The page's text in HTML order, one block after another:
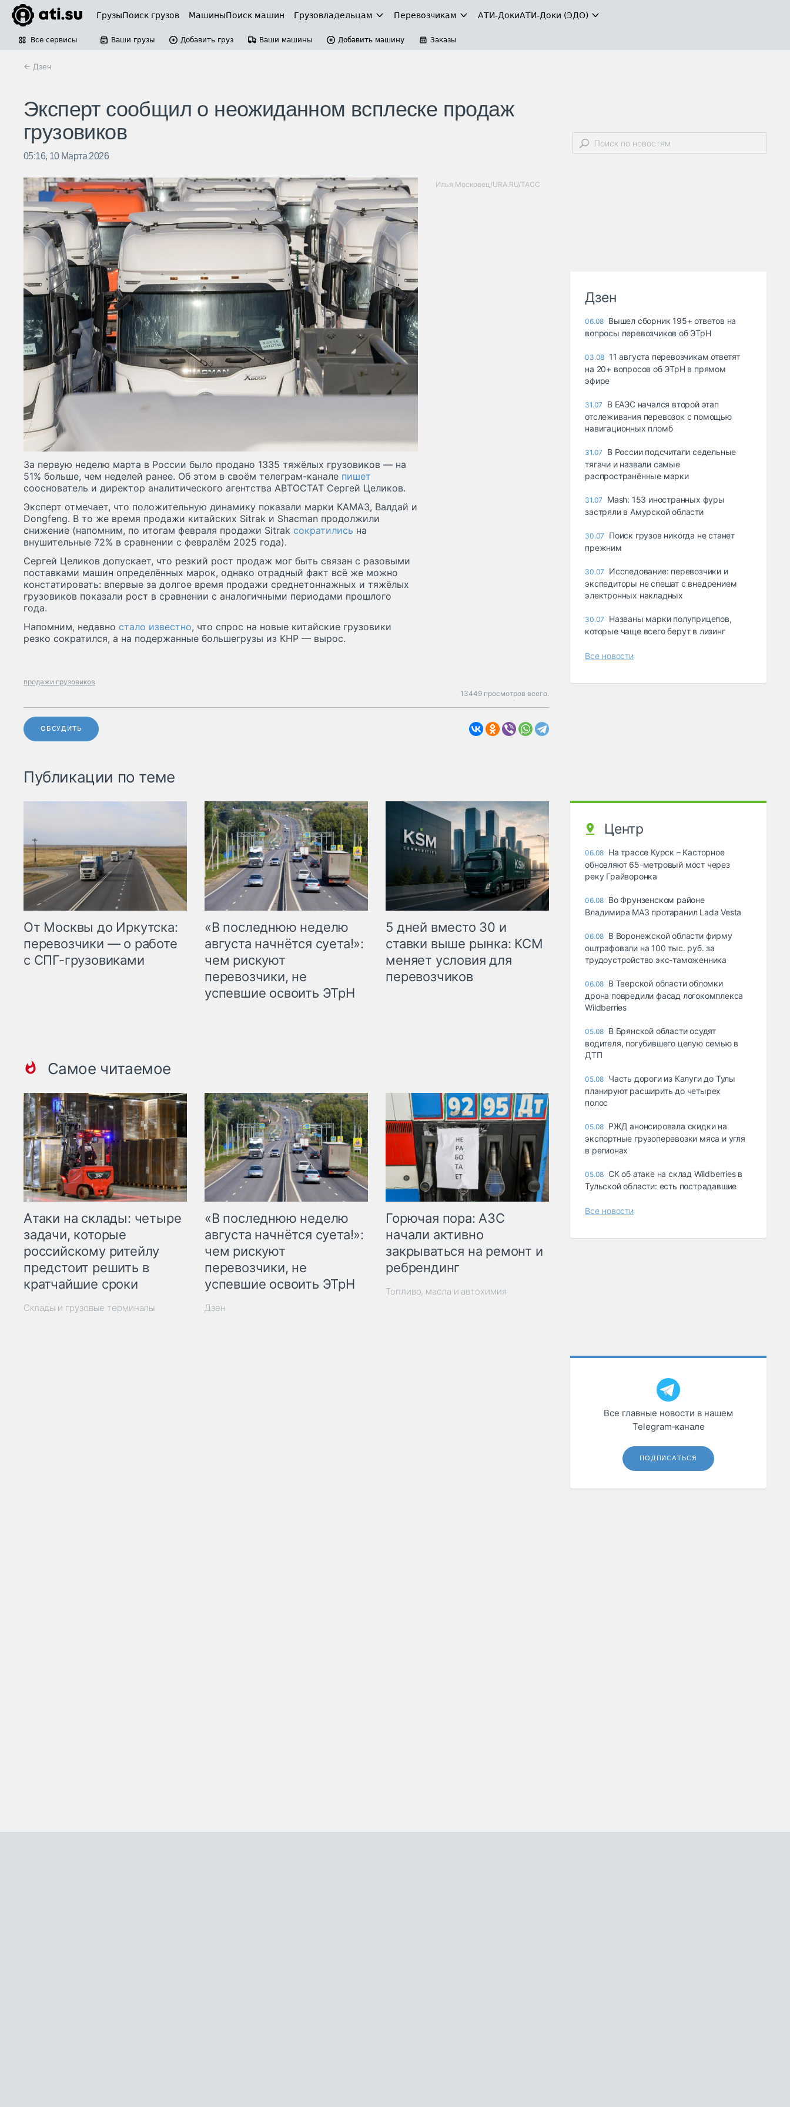
ГрузыПоиск грузов МашиныПоиск машин Грузовладельцам Перевозчикам АТИ-ДокиАТИ-Доки (ЭДО)
Все сервисы Ваши грузы Добавить груз Ваши машины Добавить машину Заказы
← Дзен
Эксперт сообщил о неожиданном всплеске продаж
грузовиков
05:16, 10 Марта 2026
Илья Московец/URA.RU/ТАСС
За первую неделю марта в России было продано 1335 тяжёлых грузовиков — на
51% больше, чем неделей ранее. Об этом в своём телеграм-канале пишет
сооснователь и директор аналитического агентства АВТОСТАТ Сергей Целиков.
Эксперт отмечает, что положительную динамику показали марки КАМАЗ, Валдай и
Dongfeng. В то же время продажи китайских Sitrak и Shacman продолжили
снижение (напомним, по итогам февраля продажи Sitrak сократились на
внушительные 72% в сравнении с февралём 2025 года).
Сергей Целиков допускает, что резкий рост продаж мог быть связан с разовыми
поставками машин определённых марок, однако отрадный факт всё же можно
констатировать: впервые за долгое время продажи среднетоннажных и тяжёлых
грузовиков показали рост в сравнении с аналогичными периодами прошлого
года.
Напомним, недавно стало известно, что спрос на новые китайские грузовики
резко сократился, а на подержанные большегрузы из КНР — вырос.
продажи грузовиков
13449 просмотров всего.
ОБСУДИТЬ
Публикации по теме
От Москвы до Иркутска:
перевозчики — о работе
с СПГ-грузовиками
«В последнюю неделю
августа начнётся суета!»:
чем рискуют
перевозчики, не
успевшие освоить ЭТрН
5 дней вместо 30 и
ставки выше рынка: КСМ
меняет условия для
перевозчиков
Самое читаемое
Атаки на склады: четыре
задачи, которые
российскому ритейлу
предстоит решить в
кратчайшие сроки
Склады и грузовые терминалы
«В последнюю неделю
августа начнётся суета!»:
чем рискуют
перевозчики, не
успевшие освоить ЭТрН
Дзен
Горючая пора: АЗС
начали активно
закрываться на ремонт и
ребрендинг
Топливо, масла и автохимия
Дзен
06.08 Вышел сборник 195+ ответов на
вопросы перевозчиков об ЭТрН
03.08 11 августа перевозчикам ответят
на 20+ вопросов об ЭТрН в прямом
эфире
31.07
В ЕАЭС начался второй этап
отслеживания перевозок с помощью
навигационных пломб
31.07
В России подсчитали седельные
тягачи и назвали самые
распространённые марки
31.07
Mash: 153 иностранных фуры
застряли в Амурской области
30.07
Поиск грузов никогда не станет
прежним
30.07
Исследование: перевозчики и
экспедиторы не спешат с внедрением
электронных накладных
30.07
Названы марки полуприцепов,
которые чаще всего берут в лизинг
Все новости
Центр
06.08 На трассе Курск – Касторное
обновляют 65-метровый мост через
реку Грайворонка
06.08 Во Фрунзенском районе
Владимира МАЗ протаранил Lada Vesta
06.08 В Воронежской области фирму
оштрафовали на 100 тыс. руб. за
трудоустройство экс-таможенника
06.08 В Тверской области обломки
дрона повредили фасад логокомплекса
Wildberries
05.08 В Брянской области осудят
водителя, погубившего целую семью в
ДТП
05.08 Часть дороги из Калуги до Тулы
планируют расширить до четырех
полос
05.08 РЖД анонсировала скидки на
экспортные грузоперевозки мяса и угля
в регионах
05.08 СК об атаке на склад Wildberries в
Тульской области: есть пострадавшие
Все новости
Все главные новости в нашем
Telegram‑канале
ПОДПИСАТЬСЯ